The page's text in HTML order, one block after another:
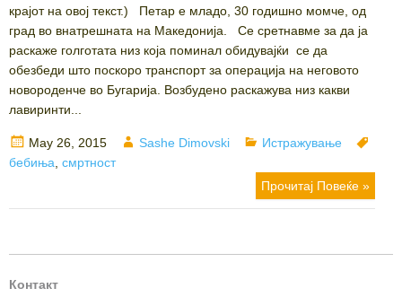
крајот на овој текст.) Петар е младо, 30 годишно момче, од
град во внатрешната на Македонија. Се сретнавме за да ја
раскаже голготата низ која поминал обидувајќи се да
обезбеди што поскоро транспорт за операција на неговото
новороденче во Бугарија. Возбудено раскажува низ какви
лавиринти...
Posted
on
May 26, 2015 Author
Sashe Dimovski Categories
Истражување
бебиња смртност
Прочитај Повеќе »
Контакт